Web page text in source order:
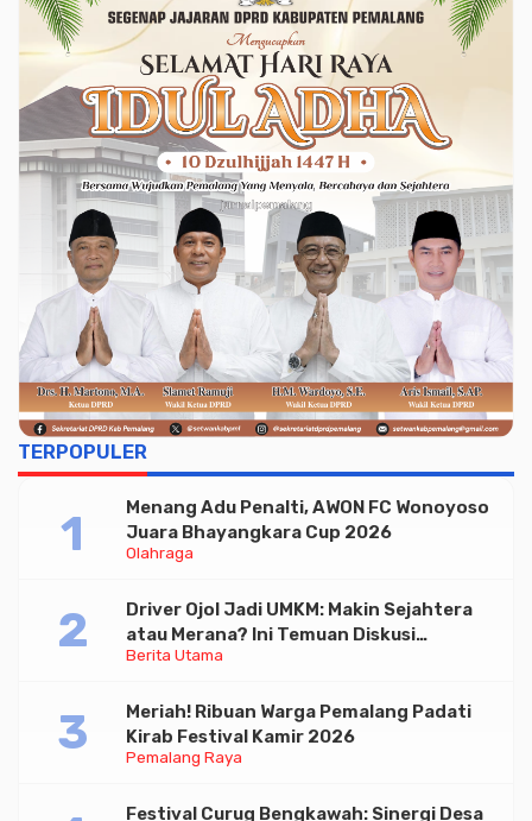
TERPOPULER
Olahraga
Menang Adu Penalti, AWON FC Wonoyoso
Juara Bhayangkara Cup 2026
Berita Utama
Driver Ojol Jadi UMKM: Makin Sejahtera
atau Merana? Ini Temuan Diskusi
Paramadina
Pemalang Raya
Meriah! Ribuan Warga Pemalang Padati
Kirab Festival Kamir 2026
Festival Curug Bengkawah: Sinergi Desa